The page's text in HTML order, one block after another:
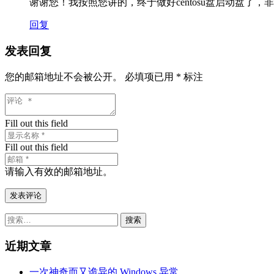
谢谢您！我按照您讲的，终于做好centosu盘启动盘了，
回复
发表回复
您的邮箱地址不会被公开。 必填项已用 * 标注
Fill out this field
Fill out this field
请输入有效的邮箱地址。
发表评论
搜
近期文章
一次神奇而又诡异的 Windows 异常